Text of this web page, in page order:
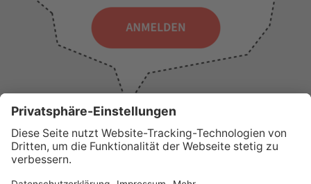
WICHTIGE LINKS